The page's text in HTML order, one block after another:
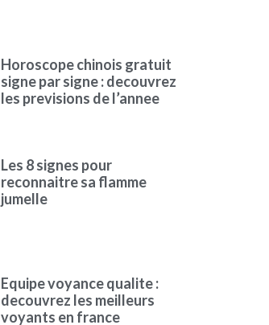
Horoscope chinois gratuit
signe par signe : decouvrez
les previsions de l’annee
Les 8 signes pour
reconnaitre sa flamme
jumelle
Equipe voyance qualite :
decouvrez les meilleurs
voyants en france